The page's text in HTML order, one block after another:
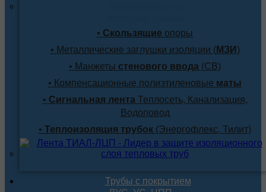
• Скользящие опоры
• Металлические заглушки изоляции (МЗИ )
• Манжеты стенового ввода (СВ)
• Компенсационные полиэтиленовые маты
• Сигнальная лентаТеплосеть, Канализация,
Водоповод
• Теплоизоляция трубок (Энергофлекс, Тилит)
Трубы с покрытием